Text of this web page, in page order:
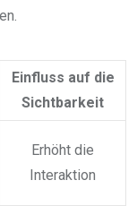
Einfluss auf die
Sichtbarkeit
Erhöht die
Interaktion